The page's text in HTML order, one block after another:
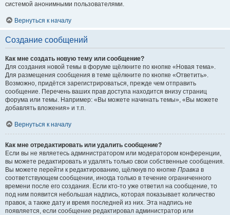
системой анонимными пользователями.
Вернуться к началу
Создание сообщений
Как мне создать новую тему или сообщение?
Для создания новой темы в форуме щёлкните по кнопке «Новая тема».
Для размещения сообщения в теме щёлкните по кнопке «Ответить».
Возможно, придётся зарегистрироваться, прежде чем отправить
сообщение. Перечень ваших прав доступа находится внизу страниц
форума или темы. Например: «Вы можете начинать темы», «Вы можете
добавлять вложения» и т.п.
Вернуться к началу
Как мне отредактировать или удалить сообщение?
Если вы не являетесь администратором или модератором конференции,
вы можете редактировать и удалять только свои собственные сообщения.
Вы можете перейти к редактированию, щёлкнув по кнопке Правка в
соответствующем сообщении, иногда только в течение ограниченного
времени после его создания. Если кто-то уже ответил на сообщение, то
под ним появится небольшая надпись, которая показывает количество
правок, а также дату и время последней из них. Эта надпись не
появляется, если сообщение редактировал администратор или